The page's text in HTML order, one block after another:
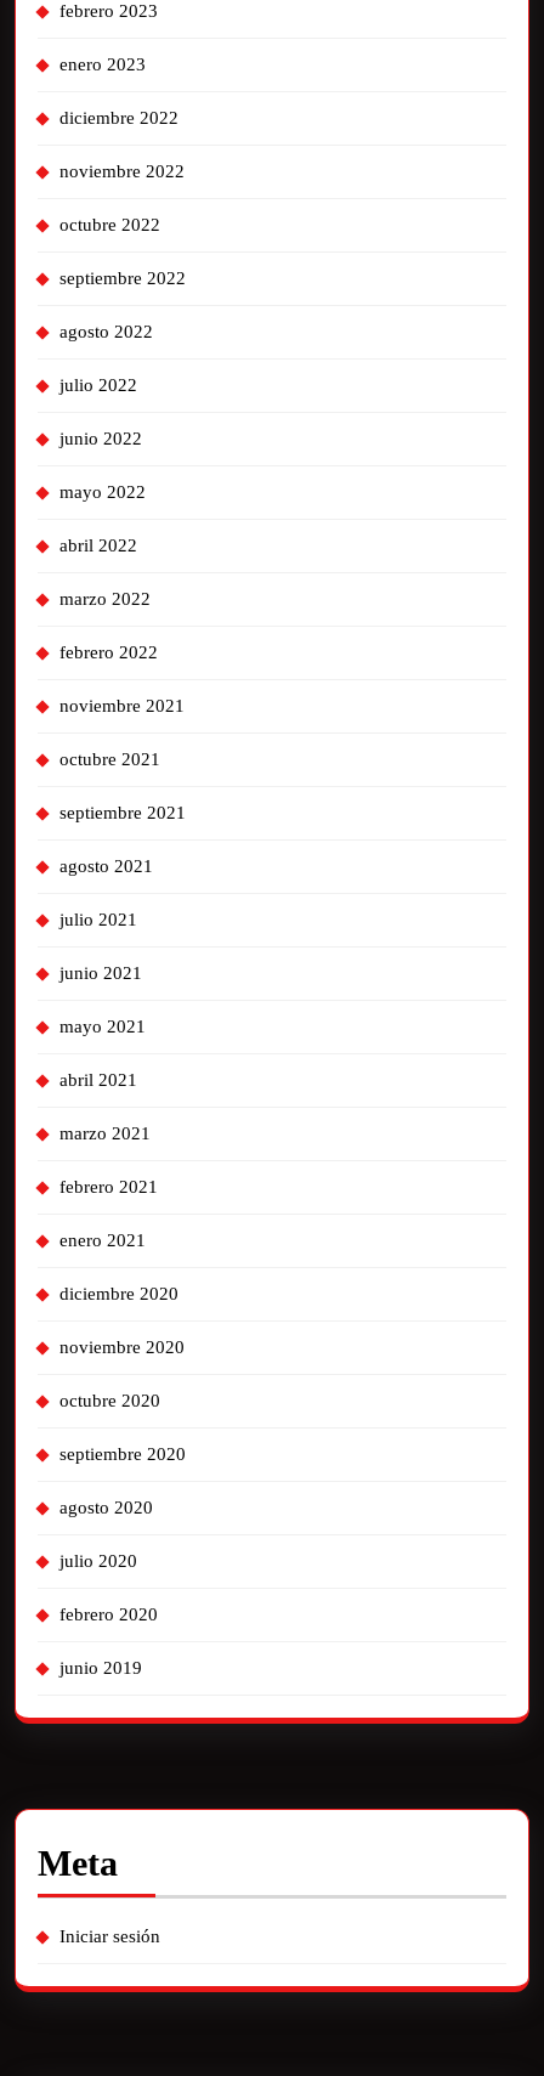
febrero 2023
enero 2023
diciembre 2022
noviembre 2022
octubre 2022
septiembre 2022
agosto 2022
julio 2022
junio 2022
mayo 2022
abril 2022
marzo 2022
febrero 2022
noviembre 2021
octubre 2021
septiembre 2021
agosto 2021
julio 2021
junio 2021
mayo 2021
abril 2021
marzo 2021
febrero 2021
enero 2021
diciembre 2020
noviembre 2020
octubre 2020
septiembre 2020
agosto 2020
julio 2020
febrero 2020
junio 2019
Meta
Iniciar sesión